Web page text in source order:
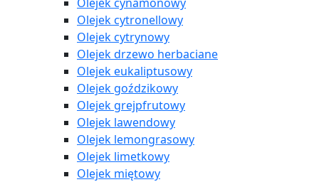
Olejek cytronellowy
Olejek cytrynowy
Olejek drzewo herbaciane
Olejek eukaliptusowy
Olejek goździkowy
Olejek grejpfrutowy
Olejek lawendowy
Olejek lemongrasowy
Olejek limetkowy
Olejek miętowy